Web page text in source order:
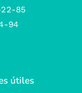
85
94
útiles